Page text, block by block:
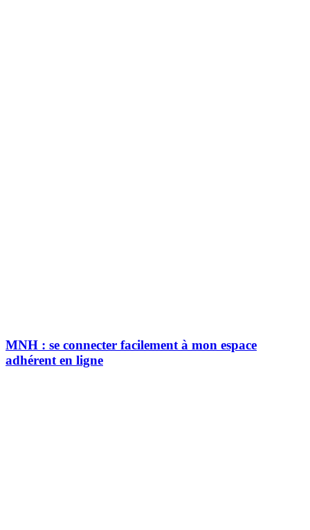
MNH : se connecter facilement à mon espace
adhérent en ligne